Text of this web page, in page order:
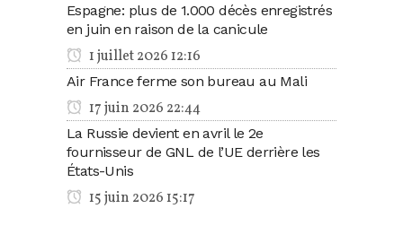
Espagne: plus de 1.000 décès enregistrés
en juin en raison de la canicule
1 juillet 2026 12:16
Air France ferme son bureau au Mali
17 juin 2026 22:44
La Russie devient en avril le 2e
fournisseur de GNL de l’UE derrière les
États-Unis
15 juin 2026 15:17